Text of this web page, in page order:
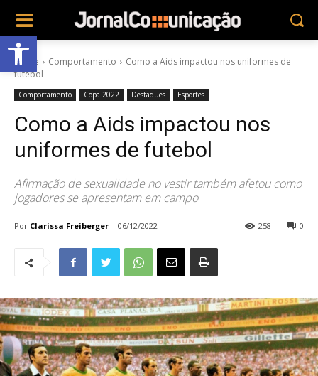
Abrir a barra de ferramentas
Home Comportamento
Como a Aids impactou nos uniformes de
futebol
Comportamento Copa 2022 Destaques Esportes
Como a Aids impactou nos
uniformes de futebol
Afirmação de sexualidade no vestir também afetou como
jogadores se apresentam em campo
Por Clarissa Freiberger 06/12/2022 0
258